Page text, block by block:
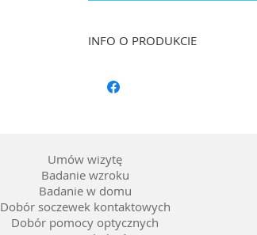
INFO O PRODUKCIE
Kształt: Kwadrat
Umów wizytę
Badanie wzroku
Badanie w domu
Dobór soczewek kontaktowych
Dobór pomocy optycznych